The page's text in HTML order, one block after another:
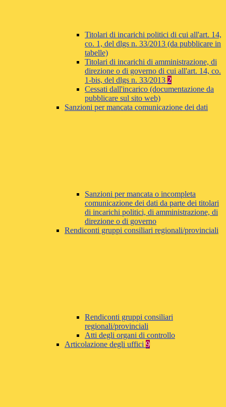
Titolari di incarichi politici di cui all'art. 14,
co. 1, del dlgs n. 33/2013 (da pubblicare in
tabelle)
Titolari di incarichi di amministrazione, di
direzione o di governo di cui all'art. 14, co.
1-bis, del dlgs n. 33/2013 2
Cessati dall'incarico (documentazione da
pubblicare sul sito web)
Sanzioni per mancata comunicazione dei dati
Sanzioni per mancata o incompleta
comunicazione dei dati da parte dei titolari
di incarichi politici, di amministrazione, di
direzione o di governo
Rendiconti gruppi consiliari regionali/provinciali
Rendiconti gruppi consiliari
regionali/provinciali
Atti degli organi di controllo
Articolazione degli uffici 9